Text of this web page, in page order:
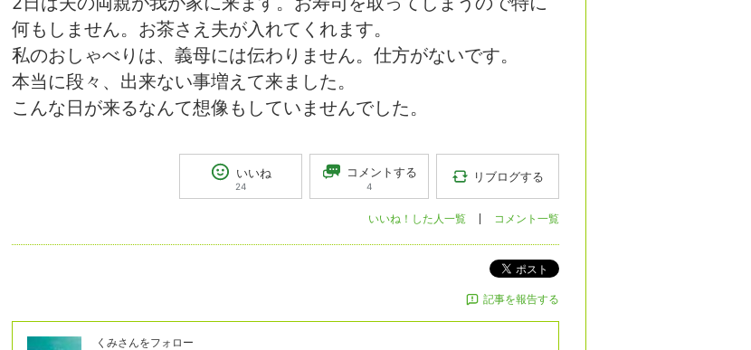
何もしません。お茶さえ夫が入れてくれます。
私のおしゃべりは、義母には伝わりません。仕方がないです。
本当に段々、出来ない事増えて来ました。
こんな日が来るなんて想像もしていませんでした。
いいね
24
コメントする
4
リブログする
いいね！した人一覧 コメント一覧
ポスト
記事を報告する
くみさんをフォロー